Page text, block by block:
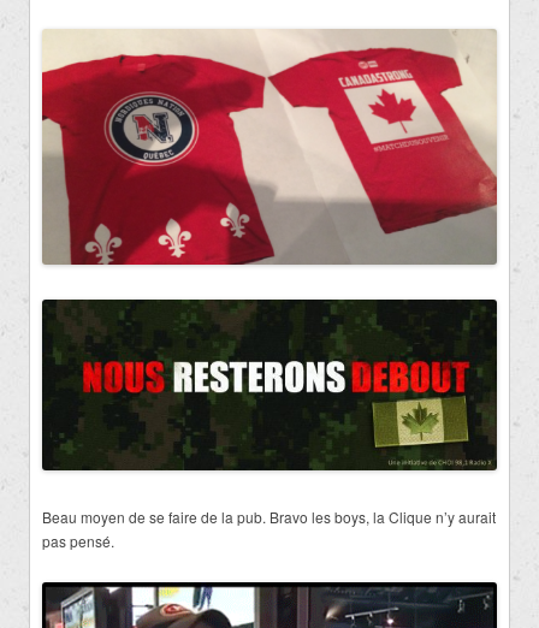
Beau moyen de se faire de la pub. Bravo les boys, la Clique n’y aurait
pas pensé.